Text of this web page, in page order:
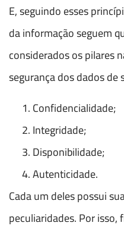
E, seguindo esses
da informação seguem
considerados os pilares
segurança dos dados de
Confidencialidade;
Integridade;
Disponibilidade;
Autenticidade.
Cada um deles possui
peculiaridades. Por